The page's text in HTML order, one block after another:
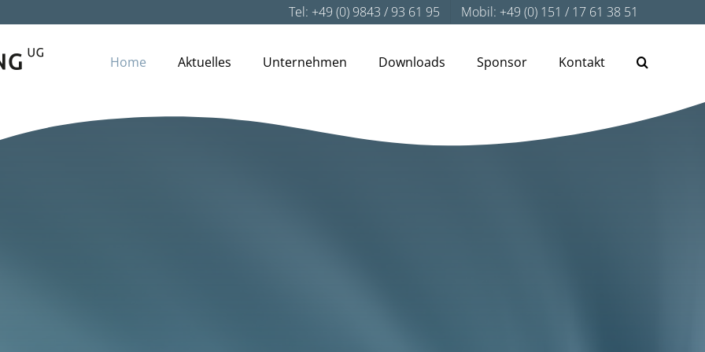
Tel: +49 (0) 9843 / 93 61 95 Mobil: +49 (0) 151 / 17 61 38 51
Home Aktuelles Unternehmen Downloads Sponsor Kontakt